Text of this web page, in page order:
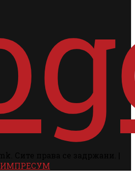
ИМПРЕСУМ